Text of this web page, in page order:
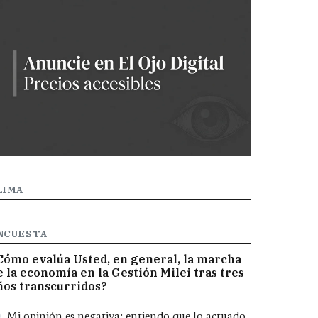
evalúa Usted, en general, la marcha
la economía en la Gestión Milei tras tres
transcurridos?